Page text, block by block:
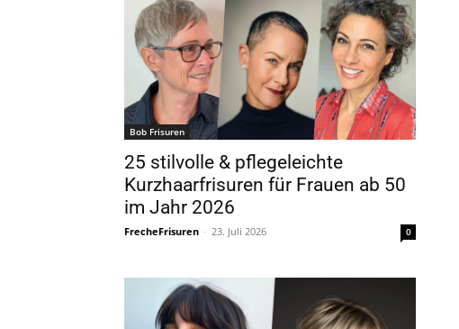
Bob Frisuren
25 stilvolle & pflegeleichte
Kurzhaarfrisuren für Frauen ab 50
im Jahr 2026
FrecheFrisuren - 23. Juli 2026 0